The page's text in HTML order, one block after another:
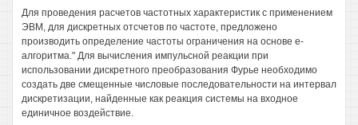
Для проведения расчетов частотных характеристик с применением
ЭВМ, для дискретных отсчетов по частоте, предложено
производить определение частоты ограничения на основе е-
алгоритма." Для вычисления импульсной реакции при
использовании дискретного преобразования Фурье необходимо
создать две смещенные числовые последовательности на интервал
дискретизации, найденные как реакция системы на входное
единичное воздействие.